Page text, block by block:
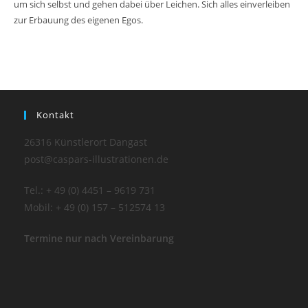
um sich selbst und gehen dabei über Leichen. Sich alles einverleiben
zur Erbauung des eigenen Egos.
Kontakt
26316 Künstlerort Dangast
post@caspars-illustrationen.de
Tel.: + 49 (0) 4451 – 9619 731
Mobil: + 49 (0) 157 – 512574 13
Termine nur nach Vereinbarung